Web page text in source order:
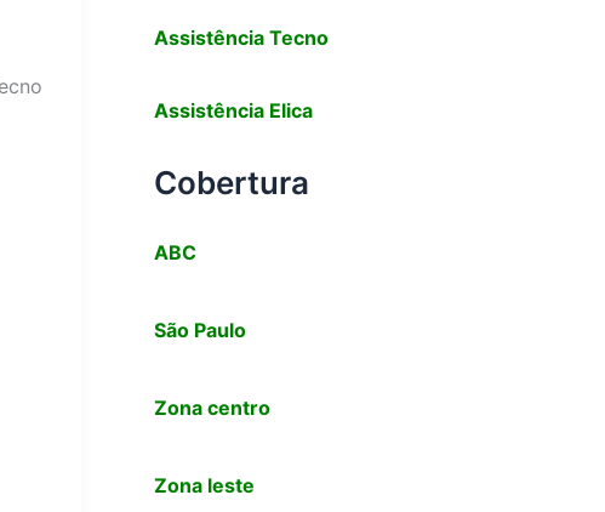
Assistência Tecno
Assistência Elica
Cobertura
ABC
São Paulo
Zona centro
Zona leste